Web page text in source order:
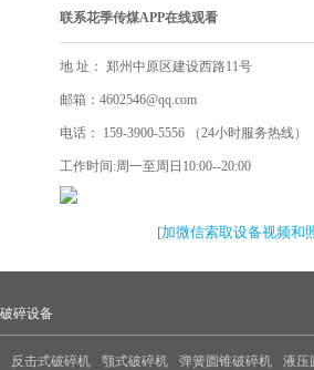
联系花季传煤APP在线观看
地 址： 郑州中原区建设西路11号
邮箱：4602546@qq.com
电话： 159-3900-5556 （24小时服务热线）
工作时间:周一至周日10:00--20:00
[加微信索取设备视频和
破碎设备
反击式破碎机 颚式破碎机 弹簧圆锥破碎机 液压